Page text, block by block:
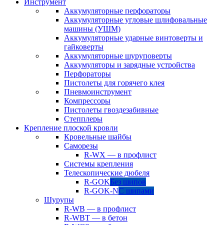
Инструмент
Аккумуляторные перфораторы
Аккумуляторные угловые шлифовальные
машины (УШМ)
Аккумуляторные ударные винтоверты и
гайковерты
Аккумуляторные шуруповерты
Аккумуляторы и зарядные устройства
Перфораторы
Пистолеты для горячего клея
Пневмоинструмент
Компрессоры
Пистолеты гвоздезабивные
Степплеры
Крепление плоской кровли
Кровельные шайбы
Саморезы
R-WX — в профлист
Системы крепления
Телескопические дюбеля
R-GOKБез шипов
R-GOK-NС шипами
Шурупы
R-WB — в профлист
R-WBT — в бетон